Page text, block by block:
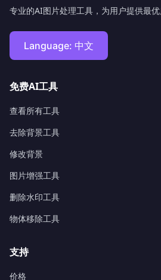
专业的AI图片处理工具，为用户提供最
Language: 中文
免费AI工具
查看所有工具
去除背景工具
修改背景
图片增强工具
删除水印工具
物体移除工具
支持
价格